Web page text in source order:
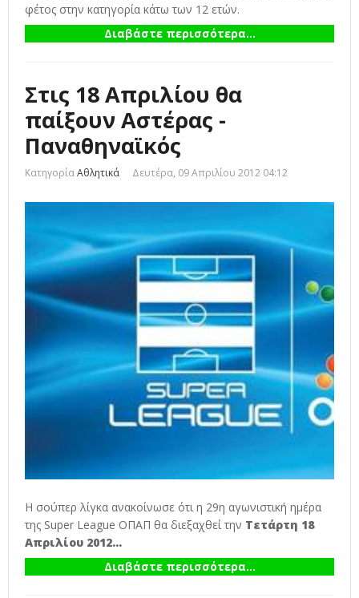
φέτος στην κατηγορία κάτω των 12 ετών.
Διαβάστε περισσότερα...
Στις 18 Απριλίου θα
παίξουν Αστέρας -
Παναθηναϊκός
ΚατηγορίαΑθλητικά Δευτέρα, 09 Απριλίου 2012 04:12
Η σούπερ λίγκα ανακοίνωσε ότι η 29η αγωνιστική ημέρα
της Super League ΟΠΑΠ θα διεξαχθεί την Τετάρτη 18
Απριλίου 2012...
Διαβάστε περισσότερα...